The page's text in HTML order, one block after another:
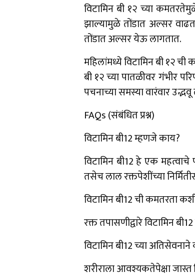
विटामिन बी १२ च्या
झाल्यामुळे तोंडात अल्सर
तोंडात अल्सर येऊ लागतात.
महिलांमध्ये विटामिन बी १२ ची
बी १२ च्या पातळीवर गंभीर
पचनाच्या समस्या वारंवार
FAQs (संबंधित प्रश्न)
विटामिन बी12 म्हणजे काय?
विटामिन बी12 हे एक
तसेच लाल रक्तपेशींच्या
विटामिन बी12 ची कमतरता
रक्त तपासणीद्वारे विटामिन
विटामिन बी12 च्या
शरीराला आवश्यकतेपेक्षा जास्त